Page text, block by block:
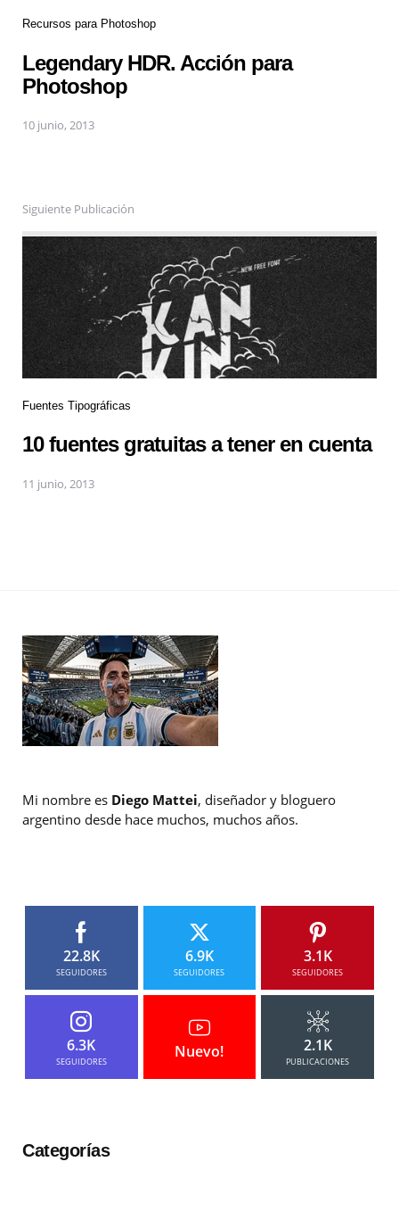
Recursos para Photoshop
Legendary HDR. Acción para
Photoshop
10 junio, 2013
Siguiente Publicación
Fuentes Tipográficas
10 fuentes gratuitas a tener en cuenta
11 junio, 2013
Mi nombre es Diego Mattei, diseñador y bloguero
argentino desde hace muchos, muchos años.
22.8K
SEGUIDORES
6.9K
SEGUIDORES
3.1K
SEGUIDORES
6.3K
SEGUIDORES
Nuevo! 2.1K
PUBLICACIONES
Categorías